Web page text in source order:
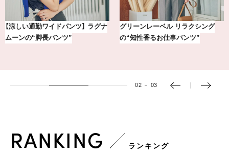
【BAILA×OMO】ウオズミアミ描き
下ろし！金沢の旅リスト
おしゃれが即決まる！真夏の着こな
し7選【1週間コーデまとめ】
03 － 03
RANKING ランキング